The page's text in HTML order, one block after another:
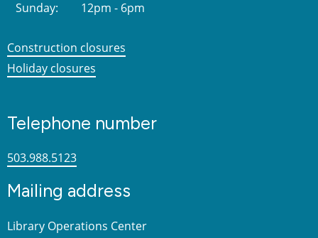
Sunday:
12pm - 6pm
Construction closures
Holiday closures
Telephone number
503.988.5123
Mailing address
Library Operations Center